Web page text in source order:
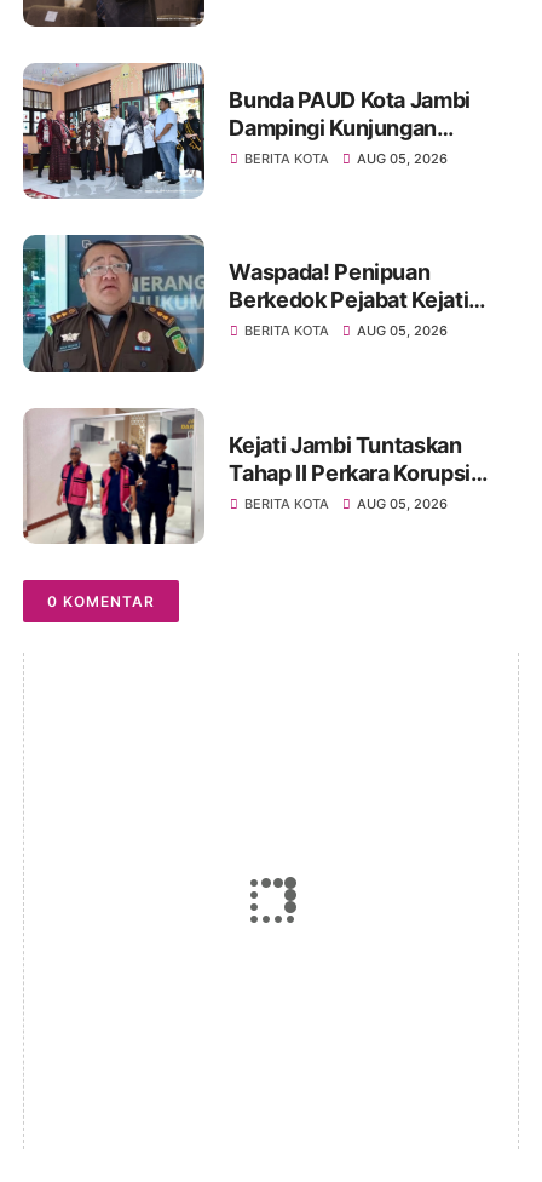
Bunda PAUD Kota Jambi
Dampingi Kunjungan
Kemendikdasmen, Perkuat
BERITA KOTA AUG 05, 2026
Waspada! Penipuan
Berkedok Pejabat Kejati
Jambi, Warga Diminta
BERITA KOTA AUG 05, 2026
Kejati Jambi Tuntaskan
Tahap II Perkara Korupsi
Pengadaan Tanah Akses
BERITA KOTA AUG 05, 2026
0 KOMENTAR